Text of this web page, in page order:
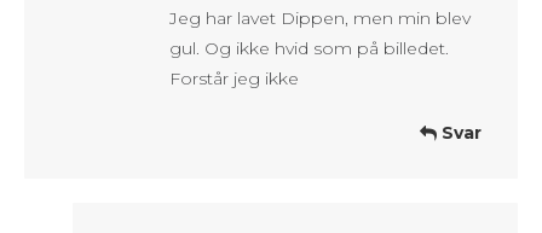
Jeg har lavet Dippen, men min blev
gul. Og ikke hvid som på billedet.
Forstår jeg ikke
Svar